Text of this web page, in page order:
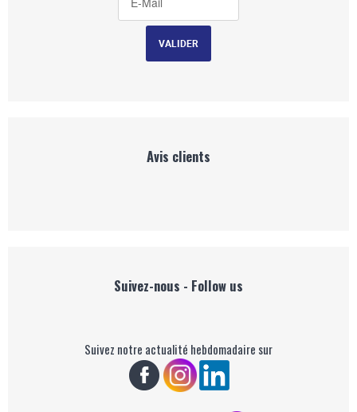
Avis clients
Suivez-nous - Follow us
Suivez notre actualité hebdomadaire sur